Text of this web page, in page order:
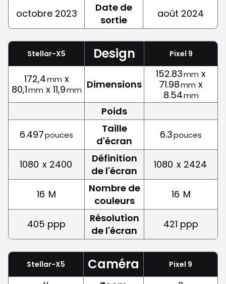
octobre 2023
Date de
sortie
août 2024
Stellar-X5 Design Pixel 9
172,4mm x
80,1mm x 11,9mm Dimensions
152.83mm x
71.98mm x
8.54mm
Poids
6.497pouces
Taille
d'écran
6.3pouces
1080 x 2400
Définition
de l'écran
1080 x 2424
16 M
Nombre de
couleurs
16 M
405 ppp
Résolution
de l'écran
421 ppp
Stellar-X5 Caméra Pixel 9